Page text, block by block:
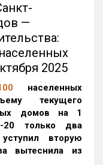
—
2025
населенных
текущего
домов на 1
только два
вторую
вытеснила из